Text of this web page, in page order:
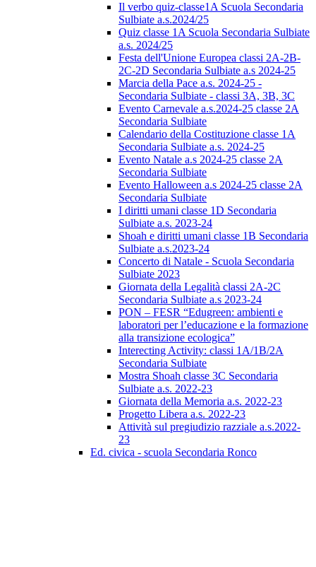
Il verbo quiz-classe1A Scuola Secondaria
Sulbiate a.s.2024/25
Quiz classe 1A Scuola Secondaria Sulbiate
a.s. 2024/25
Festa dell'Unione Europea classi 2A-2B-
2C-2D Secondaria Sulbiate a.s 2024-25
Marcia della Pace a.s. 2024-25 -
Secondaria Sulbiate - classi 3A, 3B, 3C
Evento Carnevale a.s.2024-25 classe 2A
Secondaria Sulbiate
Calendario della Costituzione classe 1A
Secondaria Sulbiate a.s. 2024-25
Evento Natale a.s 2024-25 classe 2A
Secondaria Sulbiate
Evento Halloween a.s 2024-25 classe 2A
Secondaria Sulbiate
I diritti umani classe 1D Secondaria
Sulbiate a.s. 2023-24
Shoah e diritti umani classe 1B Secondaria
Sulbiate a.s.2023-24
Concerto di Natale - Scuola Secondaria
Sulbiate 2023
Giornata della Legalità classi 2A-2C
Secondaria Sulbiate a.s 2023-24
PON – FESR “Edugreen: ambienti e
laboratori per l’educazione e la formazione
alla transizione ecologica”
Interecting Activity: classi 1A/1B/2A
Secondaria Sulbiate
Mostra Shoah classe 3C Secondaria
Sulbiate a.s. 2022-23
Giornata della Memoria a.s. 2022-23
Progetto Libera a.s. 2022-23
Attività sul pregiudizio razziale a.s.2022-
23
Ed. civica - scuola Secondaria Ronco